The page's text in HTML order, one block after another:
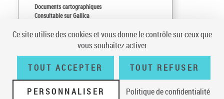
Documents cartographiques
Consultable sur Gallica
Date (croissant)
sur 35
10
résultats/page
Conditions générales d'utilisation | A propos | Plan du site |
Écrire à la
Ce site utilise des cookies et vous donne le contrôle sur ceux que
vous souhaitez activer
TOUT ACCEPTER TOUT REFUSER
PERSONNALISER Politique de confidentialité